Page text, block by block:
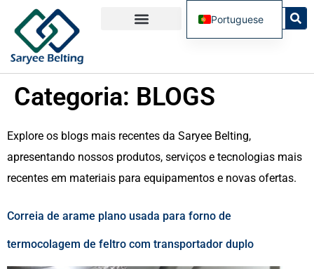
Categoria: BLOGS
Explore os blogs mais recentes da Saryee Belting,
apresentando nossos produtos, serviços e tecnologias mais
recentes em materiais para equipamentos e novas ofertas.
Correia de arame plano usada para forno de
termocolagem de feltro com transportador duplo
Portuguese
English
Spanish